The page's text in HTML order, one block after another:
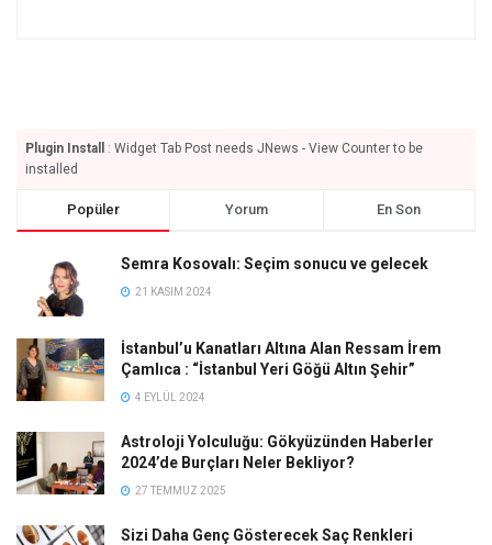
Plugin Install
: Widget Tab Post needs JNews - View Counter to be
installed
Popüler Yorum En Son
Semra Kosovalı: Seçim sonucu ve gelecek
21 KASIM 2024
İstanbul’u Kanatları Altına Alan Ressam İrem
Çamlıca : “İstanbul Yeri Göğü Altın Şehir”
4 EYLÜL 2024
Astroloji Yolculuğu: Gökyüzünden Haberler
2024’de Burçları Neler Bekliyor?
27 TEMMUZ 2025
Sizi Daha Genç Gösterecek Saç Renkleri